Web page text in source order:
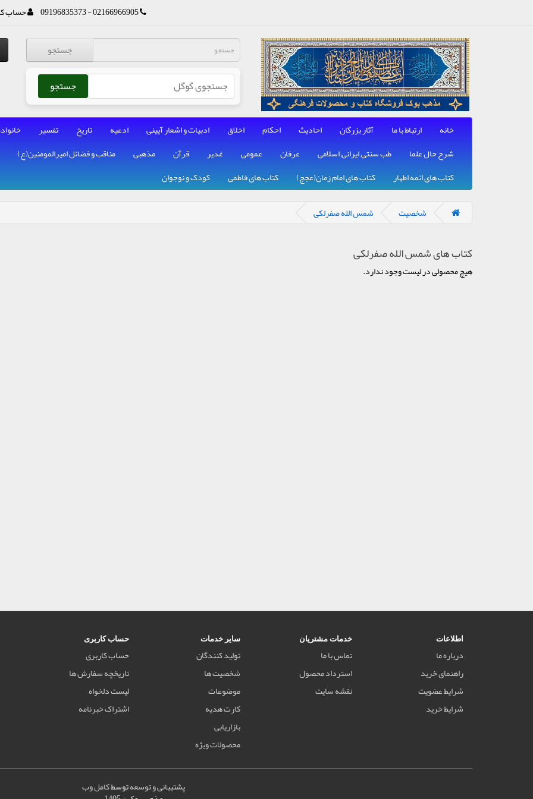
02166966905 - 09196835373 حساب
جستجو
جستجو
خانه ارتباط با ما آثار بزرگان احادیث احکام اخلاق ادبیات و اشعار آیینی ادعیه تاریخ تفسیر
شرح حال علما
طب سنتی, ایرانی, اسلامی عرفان عمومی غدیر قرآن مذهبی مناقب و فضائل امیرالمومنین(ع)
کتاب های ائمه اطهار
کتاب های امام زمان(عجج) کتاب های فاطمی کودک و نوجوان
شخصیت شمس الله صفرلکی
کتاب های شمس الله صفرلکی
هیچ محصولی در لیست وجود ندارد.
اطلاعات
درباره ما
راهنمای خرید
شرایط عضویت
شرایط خرید
خدمات مشتریان
تماس با ما
استرداد محصول
نقشه سایت
سایر خدمات
تولید کنندگان
شخصیت ها
موضوعات
کارت هدیه
بازاریابی
محصولات ویژه
حساب کاربری
حساب کاربری
تاریخچه سفارش ها
لیست دلخواه
اشتراک خبرنامه
پشتیبانی و توسعهتوسطکامل وب